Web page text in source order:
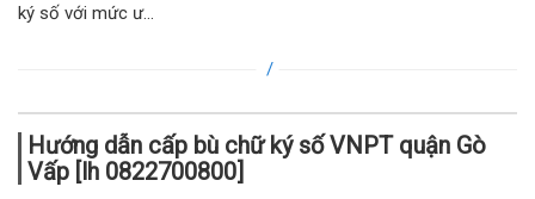
ký số với mức ư...
Hướng dẫn cấp bù chữ ký số VNPT quận Gò
Vấp [lh 0822700800]